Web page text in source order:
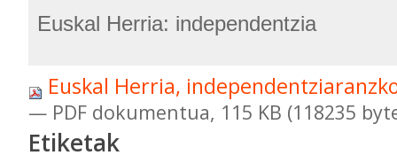
Euskal Herria: independentzia
Euskal Herria,
— PDF dokumentua, 115 KB (118235
Etiketak